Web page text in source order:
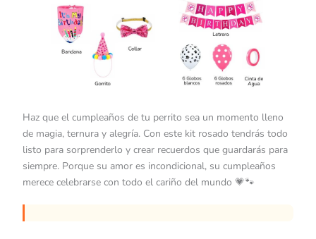
Haz que el cumpleaños de tu perrito sea un momento lleno
de magia, ternura y alegría. Con este kit rosado tendrás todo
listo para sorprenderlo y crear recuerdos que guardarás para
siempre. Porque su amor es incondicional, su cumpleaños
merece celebrarse con todo el cariño del mundo 💗🐾